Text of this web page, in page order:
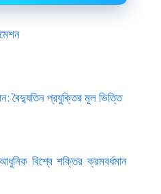
বৈদ্যুতিন প্রযুক্তির মূল ভিত্তি
বিশ্বে শক্তির ক্রমবর্ধমান